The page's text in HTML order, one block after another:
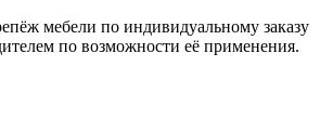
мебели по индивидуальному заказу
по возможности её применения.